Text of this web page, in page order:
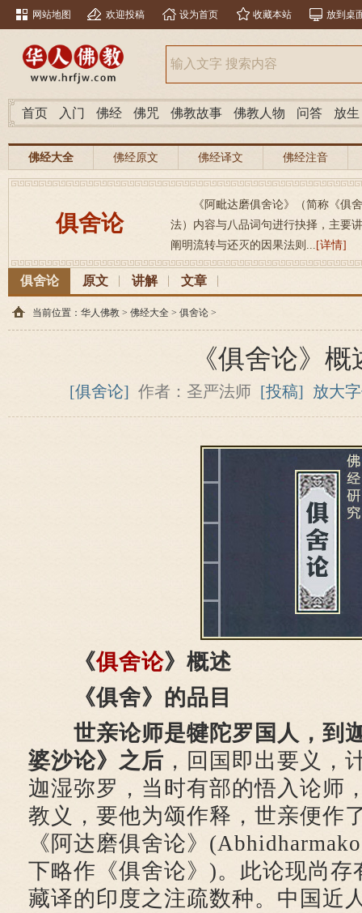
网站地图 欢迎投稿 设为首页 收藏本站 放到桌
首页 入门 佛经 佛咒 佛教故事 佛教人物 问答 放生
佛经大全 佛经原文 佛经译文 佛经注音
俱舍论
《阿毗达磨俱舍论》（简称《俱
法）内容与八品词句进行抉择，主要
阐明流转与还灭的因果法则... [详情]
俱舍论 原文 讲解 文章
当前位置： 华人佛教 > 佛经大全 > 俱舍论 >
《俱舍论》概
[俱舍论] 作者：圣严法师 [投稿] 放大
《俱舍论》概述
《俱舍》的品目
世亲论师是犍陀罗国人，到
婆沙论》之后 ，回国即出要义，
迦湿弥罗，当时有部的悟入论师
教义，要他为颂作释，世亲便作
《阿达磨俱舍论》
下略作《俱舍论》)。此论现尚存
藏译的印度之注疏数种。中国近